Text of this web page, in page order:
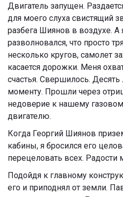
Двигатель запущен.
для моего слуха свистящий
разбега Шиянов в воздухе. А
разволновался, что просто
несколько кругов, самолет
касается дорожки. Меня
счастья. Свершилось.
моменту. Прошли через
недоверие к нашему
двигателю.
Когда Георгий Шиянов
кабины, я бросился его
перецеловать всех. Радости
Подойдя к главному
его и приподнял от земли.